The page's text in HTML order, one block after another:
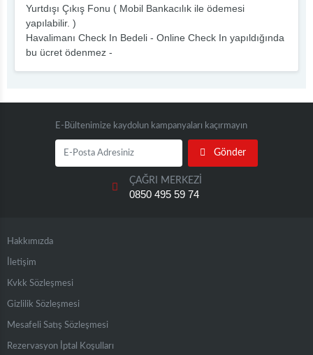
Yurtdışı Çıkış Fonu ( Mobil Bankacılık ile ödemesi
yapılabilir. )
Havalimanı Check In Bedeli - Online Check In yapıldığında
bu ücret ödenmez -
E-Bültenimize kaydolun kampanyaları kaçırmayın
Gönder
ÇAĞRI MERKEZİ
0850 495 59 74
Hakkımızda
İletişim
Kvkk Sözleşmesi
Gizlilik Sözleşmesi
Mesafeli Satış Sözleşmesi
Rezervasyon İptal Koşulları